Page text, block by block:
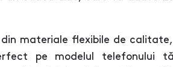
materiale flexibile de
pe modelul telefonului